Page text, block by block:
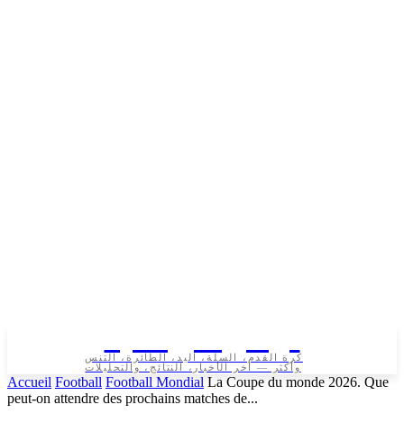
كرة القدم، السلة، اليد، الطائرة، التنس
وأكثر — آخر الأخبار، النتائج، والتحليلات
Accueil Football Football Mondial La Coupe du monde 2026. Que
peut-on attendre des prochains matches de...